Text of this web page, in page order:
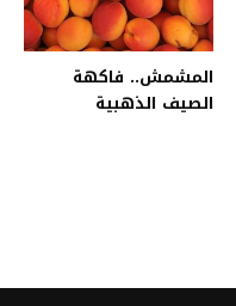
المشمش.. فاكهة
الصيف الذهبية